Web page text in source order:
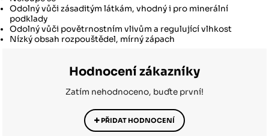
Odolný vůči zásaditým látkám, vhodný i pro minerální
podklady
Odolný vůči povětrnostním vlivům a regulující vlhkost
Nízký obsah rozpouštědel, mírný zápach
Hodnocení zákazníky
Zatím nehodnoceno, buďte první!
PŘIDAT HODNOCENÍ